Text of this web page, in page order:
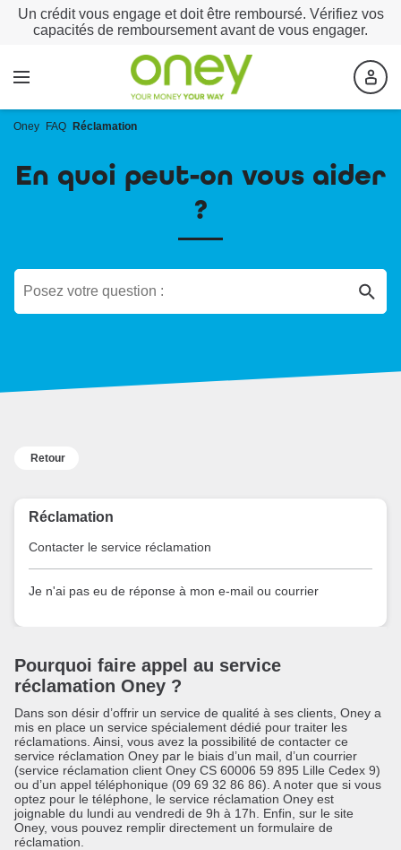
Un crédit vous engage et doit être remboursé. Vérifiez vos
capacités de remboursement avant de vous engager.
Oney FAQ Réclamation
En quoi peut-on vous aider
?
Retour
Réclamation
Contacter le service réclamation
Je n'ai pas eu de réponse à mon e-mail ou courrier
Pourquoi faire appel au service
réclamation Oney ?
Dans son désir d’offrir un service de qualité à ses clients, Oney a
mis en place un service spécialement dédié pour traiter les
réclamations. Ainsi, vous avez la possibilité de contacter ce
service réclamation Oney par le biais d’un mail, d’un courrier
(service réclamation client Oney CS 60006 59 895 Lille Cedex 9)
ou d’un appel téléphonique (09 69 32 86 86). A noter que si vous
optez pour le téléphone, le service réclamation Oney est
joignable du lundi au vendredi de 9h à 17h. Enfin, sur le site
Oney, vous pouvez remplir directement un formulaire de
réclamation.